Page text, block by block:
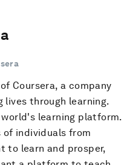
Coursera, a company
through learning.
learning platform.
individuals from
to learn and prosper,